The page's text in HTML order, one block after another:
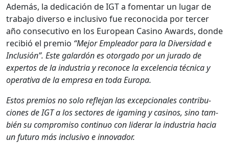
Además, la ded­i­cación de IGT a fomen­tar un lugar de
tra­ba­jo diver­so e inclu­si­vo fue recono­ci­da por ter­cer
año con­sec­u­ti­vo en los Euro­pean Casi­no Awards, donde
recibió el pre­mio “Mejor Empleador para la Diver­si­dad e
Inclusión”. Este galardón es otor­ga­do por un jura­do de
exper­tos de la indus­tria y reconoce la exce­len­cia téc­ni­ca y
oper­a­ti­va de la empre­sa en toda Europa.
Estos pre­mios no solo refle­jan las excep­cionales con­tribu­
ciones de IGT a los sec­tores de igam­ing y casi­nos, sino tam­
bién su com­pro­miso con­tin­uo con lid­er­ar la indus­tria hacia
un futuro más inclu­si­vo e inno­vador.